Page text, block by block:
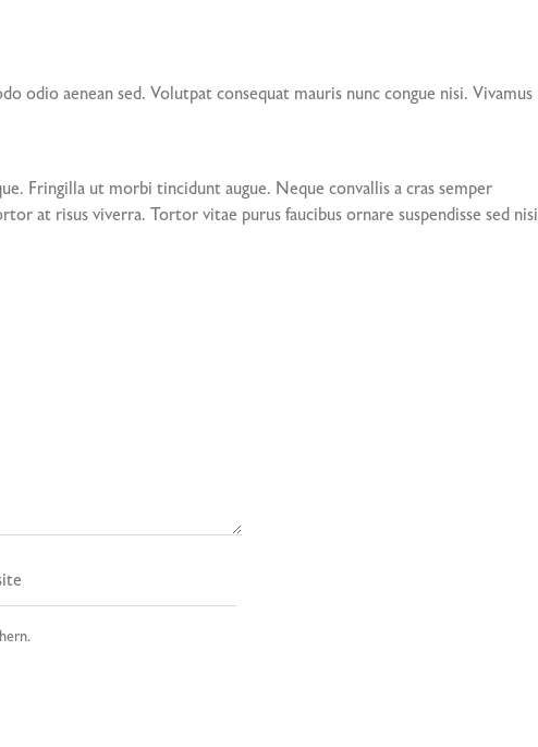
odio aenean sed. Volutpat consequat mauris nunc congue nisi. Vivamus
Fringilla ut morbi tincidunt augue. Neque convallis a cras semper
at risus viverra. Tortor vitae purus faucibus ornare suspendisse sed nisi